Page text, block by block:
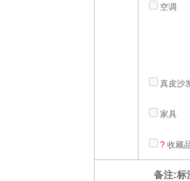
空调
真皮沙
家具
? 收藏
备注:标